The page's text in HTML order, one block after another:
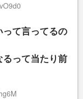
て言ってるの
って当たり前